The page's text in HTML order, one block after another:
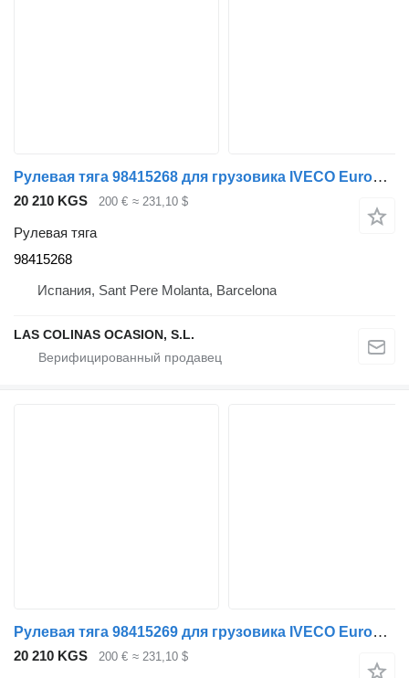
Рулевая тяга 98415268 для грузовика IVECO EuroCargo 05.03 ->
20 210 KGS 200 € ≈ 231,10 $
Рулевая тяга
98415268
Испания, Sant Pere Molanta, Barcelona
LAS COLINAS OCASION, S.L.
Рулевая тяга 98415269 для грузовика IVECO EuroCargo
20 210 KGS 200 € ≈ 231,10 $